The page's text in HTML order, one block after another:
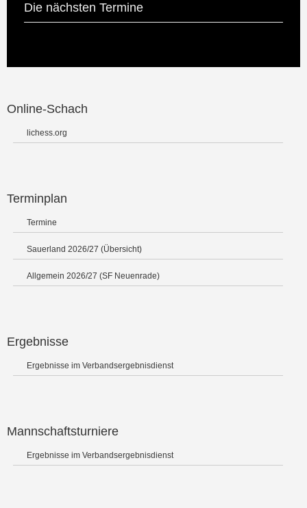
Die nächsten Termine
Online-Schach
lichess.org
Terminplan
Termine
Sauerland 2026/27 (Übersicht)
Allgemein 2026/27 (SF Neuenrade)
Ergebnisse
Ergebnisse im Verbandsergebnisdienst
Mannschaftsturniere
Ergebnisse im Verbandsergebnisdienst